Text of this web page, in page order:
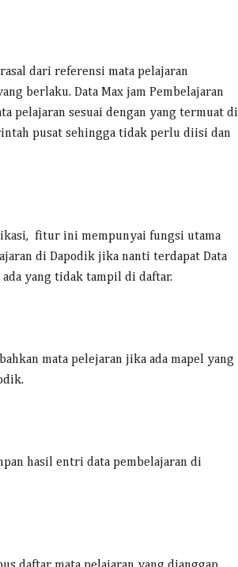
dari referensi mata pelajaran
berlaku. Data Max jam Pembelajaran
pelajaran sesuai dengan yang termuat di
pusat sehingga tidak perlu diisi dan
fitur ini mempunyai fungsi utama
di Dapodik jika nanti terdapat Data
yang tidak tampil di daftar.
mata pelejaran jika ada mapel yang
hasil entri data pembelajaran di